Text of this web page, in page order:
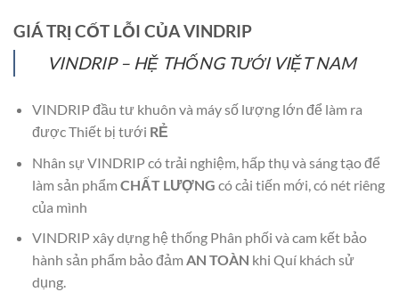
GIÁ TRỊ CỐT LỖI CỦA VINDRIP
VINDRIP – HỆ THỐNG TƯỚI VIỆT NAM
VINDRIP đầu tư khuôn và máy số lượng lớn để làm ra
được Thiết bị tưới RẺ
Nhân sự VINDRIP có trải nghiệm, hấp thụ và sáng tạo để
làm sản phẩm CHẤT LƯỢNG có cải tiến mới, có nét riêng
của mình
VINDRIP xây dựng hệ thống Phân phối và cam kết bảo
hành sản phẩm bảo đảm AN TOÀN khi Quí khách sử
dụng.